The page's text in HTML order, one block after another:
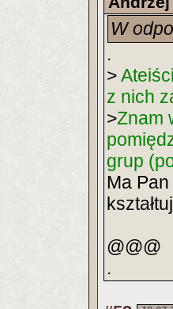
W
.
>
z nich
>Znam
grup
Ma
@@@
.